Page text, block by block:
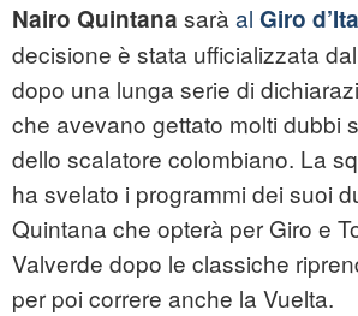
Nairo Quintana sarà al Giro
decisione è stata ufficializzata
dopo una lunga serie di
che avevano gettato molti dubbi
dello scalatore colombiano. La
ha svelato i programmi dei suoi
Quintana che opterà per Giro e
Valverde dopo le classiche
per poi correre anche la Vuelta.